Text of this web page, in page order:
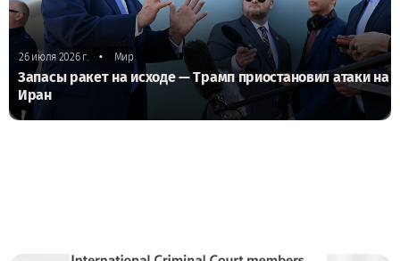
26 июля 2026 г. • Мир
Запасы ракет на исходе — Трамп приостановил атаки на
Иран